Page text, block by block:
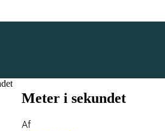
Meter i sekundet
Af